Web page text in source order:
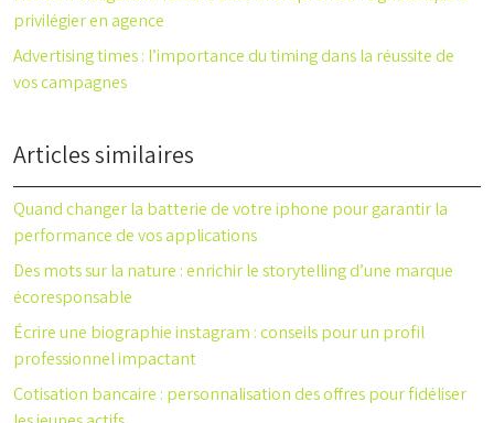
privilégier en agence
Advertising times : l’importance du timing dans la réussite de
vos campagnes
Articles similaires
Quand changer la batterie de votre iphone pour garantir la
performance de vos applications
Des mots sur la nature : enrichir le storytelling d’une marque
écoresponsable
Écrire une biographie instagram : conseils pour un profil
professionnel impactant
Cotisation bancaire : personnalisation des offres pour fidéliser